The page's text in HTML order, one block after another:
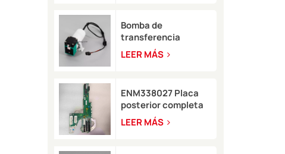
Bomba de
transferencia
LB11057 para
impresora de
LEER MÁS
ENM338027 Placa
posterior completa
para impresora
Markem-Imaje 2200
LEER MÁS